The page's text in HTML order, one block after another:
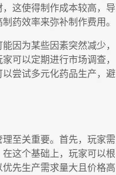
这使得制作成本较高，导
药效率来弥补制作费用。
因为某些因素突然减少，
可以定期进行市场调查，
尝试多元化药品生产，避
至关重要。首先，玩家需
这个基础上，玩家可以根
先生产需求量大且价格高